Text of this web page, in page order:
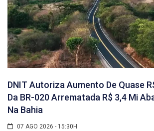
DNIT Autoriza Aumento De Quase
Da BR-020 Arrematada R$ 3,4 Mi
Na Bahia
07 AGO 2026 - 15:30H